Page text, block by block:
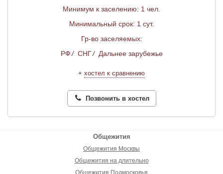
Минимум к заселению: 1 чел.
Минимальный срок: 1 сут.
Гр-во заселяемых:
РФ/ СНГ/ Дальнее зарубежье
+ хостел к сравнению
Позвонить в хостел
Общежития
Общежития Москвы
Общежития на длительно
Общежития Подмосковья